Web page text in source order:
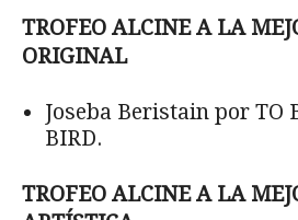
TROFEO ALCINE A LA
ORIGINAL
Joseba Beristain por TO
BIRD.
TROFEO ALCINE A LA